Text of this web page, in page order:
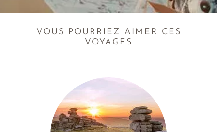
VOUS POURRIEZ AIMER CES
VOYAGES